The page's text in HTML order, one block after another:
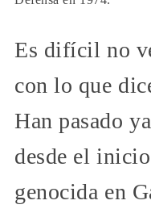
Es difícil no
con lo que
Han pasado
desde el
genocida en